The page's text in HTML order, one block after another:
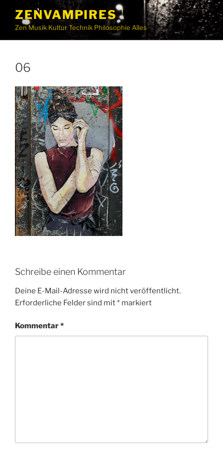
ZENVAMPIRES
Zen Musik Kultur Technik Philosophie Alles
06
Schreibe einen Kommentar
Deine E-Mail-Adresse wird nicht veröffentlicht.
Erforderliche Felder sind mit* markiert
Kommentar*